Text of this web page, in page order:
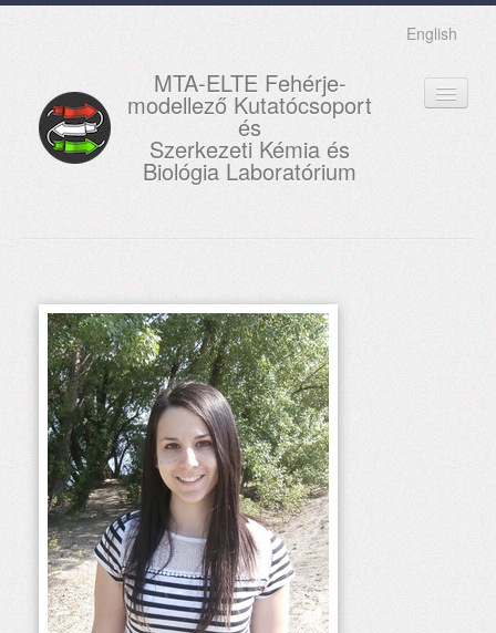
English
MTA-ELTE Fehérje-
modellező Kutatócsoport
és
Szerkezeti Kémia és
Biológia Laboratórium
OKTATÁS
MUNKATÁRSAK
AKTUÁLIS
GALÉRIA
KAPCSOLAT